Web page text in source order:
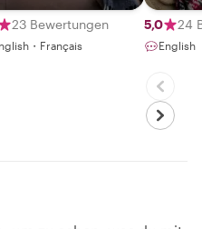
23 Bewertungen
・Français
5,0 24
English